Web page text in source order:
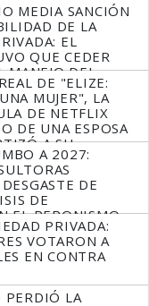
MEDIA SANCIÓN
DE LA
EL
QUE CEDER
MANEJO DEL
DE "ELIZE:
MUJER", LA
DE NETFLIX
DE UNA ESPOSA
A SU
A 2027:
DE
DE
EL PERONISMO
PRIVADA:
VOTARON A
EN CONTRA
PERDIÓ LA